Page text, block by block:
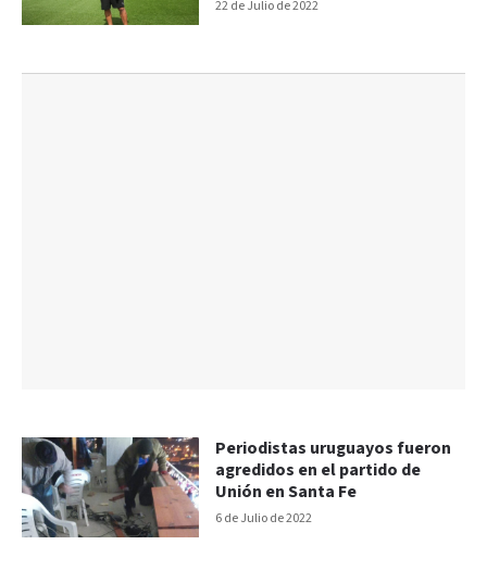
22 de Julio de 2022
6 de Julio de 2022
Periodistas uruguayos fueron
agredidos en el partido de
Unión en Santa Fe